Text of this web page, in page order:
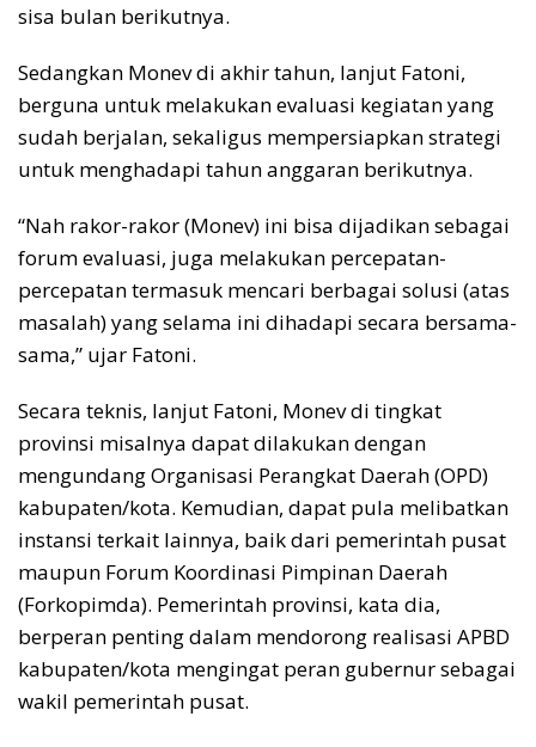
sisa bulan berikutnya.
Sedangkan Monev di akhir tahun, lanjut Fatoni,
berguna untuk melakukan evaluasi kegiatan yang
sudah berjalan, sekaligus mempersiapkan strategi
untuk menghadapi tahun anggaran berikutnya.
“Nah rakor-rakor (Monev) ini bisa dijadikan sebagai
forum evaluasi, juga melakukan percepatan-
percepatan termasuk mencari berbagai solusi (atas
masalah) yang selama ini dihadapi secara bersama-
sama,” ujar Fatoni.
Secara teknis, lanjut Fatoni, Monev di tingkat
provinsi misalnya dapat dilakukan dengan
mengundang Organisasi Perangkat Daerah (OPD)
kabupaten/kota. Kemudian, dapat pula melibatkan
instansi terkait lainnya, baik dari pemerintah pusat
maupun Forum Koordinasi Pimpinan Daerah
(Forkopimda). Pemerintah provinsi, kata dia,
berperan penting dalam mendorong realisasi APBD
kabupaten/kota mengingat peran gubernur sebagai
wakil pemerintah pusat.